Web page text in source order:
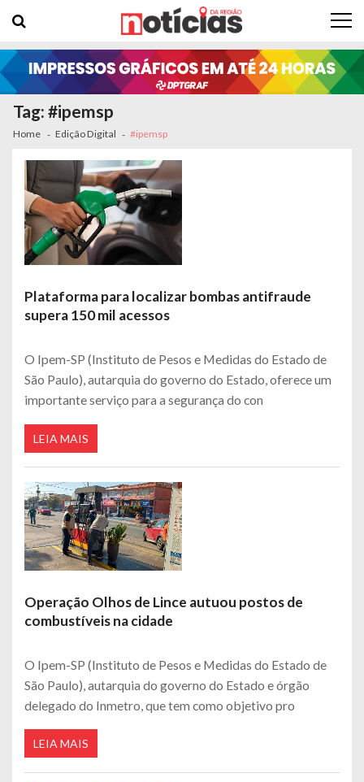
Tag: #ipemsp
Home Edição Digital #ipemsp
Plataforma para localizar bombas antifraude
supera 150 mil acessos
O Ipem-SP (Instituto de Pesos e Medidas do Estado de
São Paulo), autarquia do governo do Estado, oferece um
importante serviço para a segurança do con
LEIA MAIS
Operação Olhos de Lince autuou postos de
combustíveis na cidade
O Ipem-SP (Instituto de Pesos e Medidas do Estado de
São Paulo), autarquia do governo do Estado e órgão
delegado do Inmetro, que tem como objetivo pro
LEIA MAIS